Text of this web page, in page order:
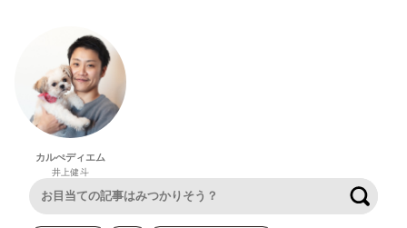
カルぺディエム
井上健斗